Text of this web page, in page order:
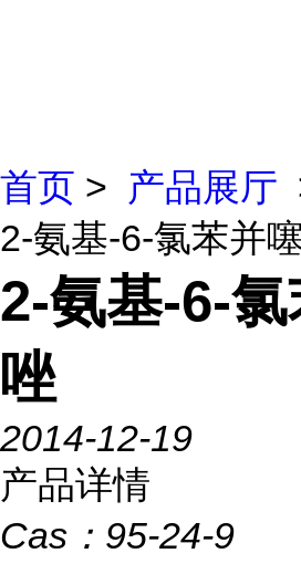
首页 > 产品展厅
2-氨基-6-氯苯并
2-氨基-6-
唑
2014-12-19
产品详情
Cas： 95-24-9